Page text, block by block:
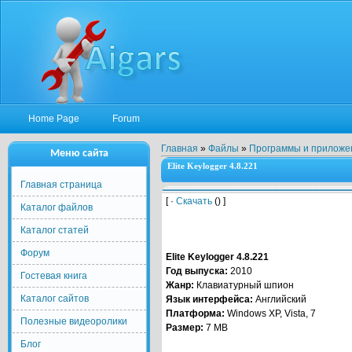
Home Page Forum
Главная » Файлы » Программы и
Elite Keylogger 4.8.221
[ · Скачать () ]
Elite Keylogger 4.8.221
Год выпуска: 2010
Жанр: Клавиатурный шпион
Язык интерфейса: Английский
Платформа: Windows XP, Vista, 7
Размер: 7 MB
Меню сайта
Главная страница
Каталог файлов
Каталог статей
Форум
Гостевая книга
Каталог сайтов
Полезные видеоролики
Блог